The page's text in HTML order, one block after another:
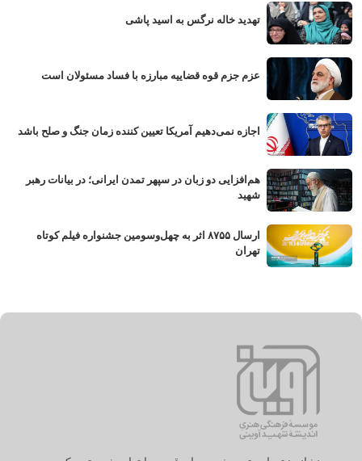
تهدید خاله نرگس به اسید پاشی
عزم جزم قوه قضاییه مبارزه با فساد مسئولان است
اجازه نمی‌دهیم آمریکا تعیین کننده زمان جنگ و صلح باشد
هم‌افزایی دو زبان در سپهر تمدن ایرانی؛ در بیانات رهبر
شهید
ارسال ۸۷۵۵ اثر به چهل‌وسومین جشنواره فیلم کوتاه
تهران